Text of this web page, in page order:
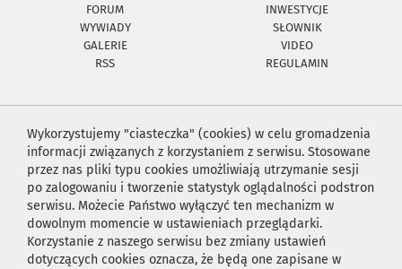
FORUM
INWESTYCJE
WYWIADY
SŁOWNIK
GALERIE
VIDEO
RSS
REGULAMIN
Wykorzystujemy "ciasteczka" (cookies) w celu gromadzenia
informacji związanych z korzystaniem z serwisu. Stosowane
przez nas pliki typu cookies umożliwiają utrzymanie sesji
po zalogowaniu i tworzenie statystyk oglądalności podstron
serwisu. Możecie Państwo wyłączyć ten mechanizm w
dowolnym momencie w ustawieniach przeglądarki.
Korzystanie z naszego serwisu bez zmiany ustawień
dotyczących cookies oznacza, że będą one zapisane w